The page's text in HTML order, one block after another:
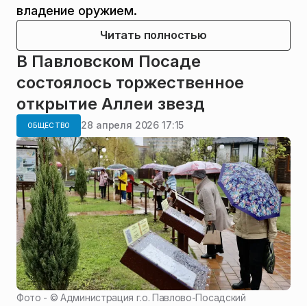
владение оружием.
Читать полностью
В Павловском Посаде
состоялось торжественное
открытие Аллеи звезд
ОБЩЕСТВО 28 апреля 2026 17:15
Фото - ©Администрация г.о. Павлово-Посадский